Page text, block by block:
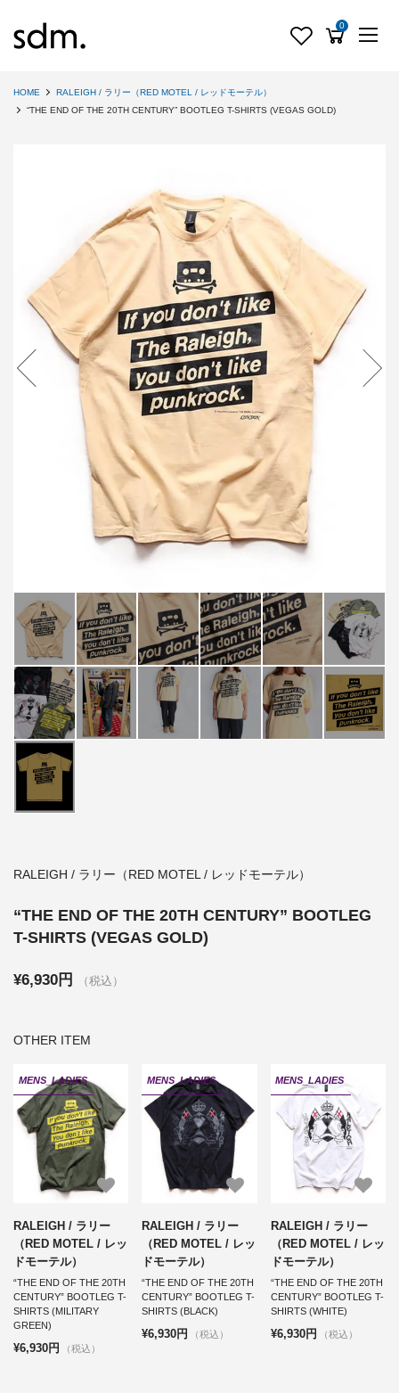
0
HOME
RALEIGH / ラリー（RED MOTEL / レッドモーテル）
“THE END OF THE 20TH CENTURY” BOOTLEG T-SHIRTS (VEGAS GOLD)
RALEIGH / ラリー（RED MOTEL / レッドモーテル）
“THE END OF THE 20TH CENTURY” BOOTLEG
T-SHIRTS (VEGAS GOLD)
¥6,930円 （税込）
OTHER ITEM
MENS_LADIES
RALEIGH / ラリー
（RED MOTEL / レッ
ドモーテル）
“THE END OF THE 20TH
CENTURY” BOOTLEG T-
SHIRTS (MILITARY
GREEN)
¥6,930円 （税込）
MENS_LADIES
RALEIGH / ラリー
（RED MOTEL / レッ
ドモーテル）
“THE END OF THE 20TH
CENTURY” BOOTLEG T-
SHIRTS (BLACK)
¥6,930円 （税込）
MENS_LADIES
RALEIGH / ラリー
（RED MOTEL / レッ
ドモーテル）
“THE END OF THE 20TH
CENTURY” BOOTLEG T-
SHIRTS (WHITE)
¥6,930円 （税込）